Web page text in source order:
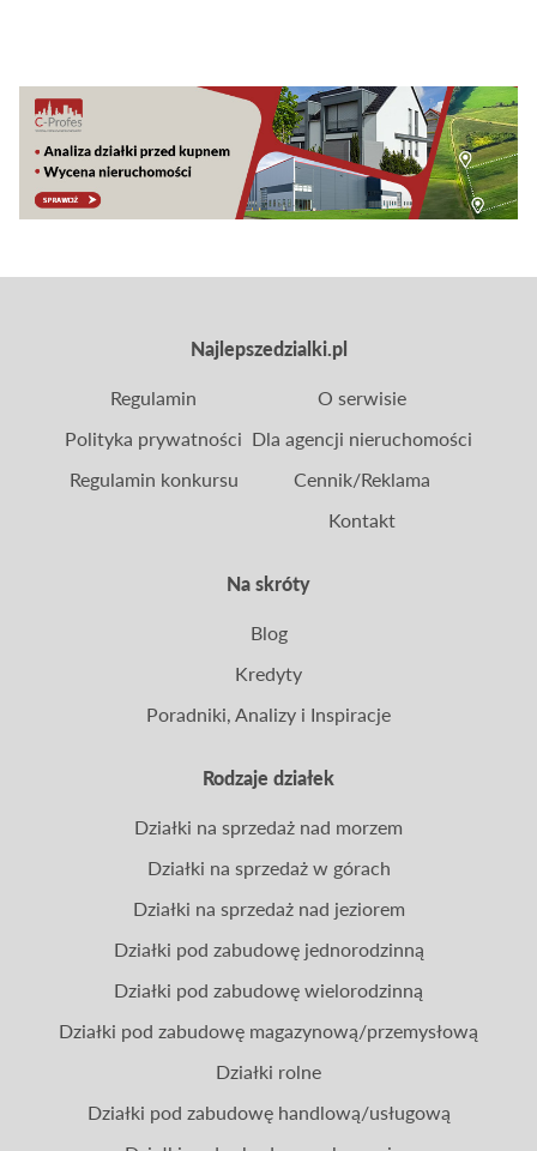
Najlepszedzialki.pl
Na skróty
Rodzaje działek
Regulamin
Polityka prywatności
Regulamin konkursu
O serwisie
Dla agencji nieruchomości
Cennik/Reklama
Kontakt
Blog
Kredyty
Poradniki, Analizy i Inspiracje
Działki na sprzedaż nad morzem
Działki na sprzedaż w górach
Działki na sprzedaż nad jeziorem
Działki pod zabudowę jednorodzinną
Działki pod zabudowę wielorodzinną
Działki pod zabudowę magazynową/przemysłową
Działki rolne
Działki pod zabudowę handlową/usługową